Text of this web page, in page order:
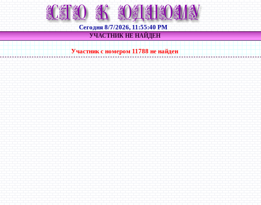
Сегодня 8/7/2026, 11:55:40 PM
УЧАСТНИК НЕ НАЙДЕН
Участник с номером 11788 не найден